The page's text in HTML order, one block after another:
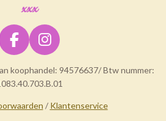
xxx
F
c
e
b
I
s
t
a
koophandel: 94576637/ Btw nummer:
/ Klantenservice